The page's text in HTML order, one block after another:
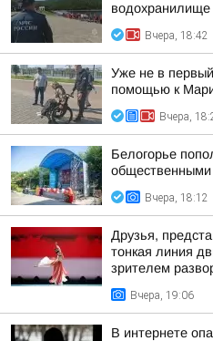
водохранилище
Вчера, 18:42
Уже не в
помощью к
Вчера,
Белогорье
Вчера, 18:12
Друзья,
тонкая линия
зрителем
Вчера, 19:06
В интернете